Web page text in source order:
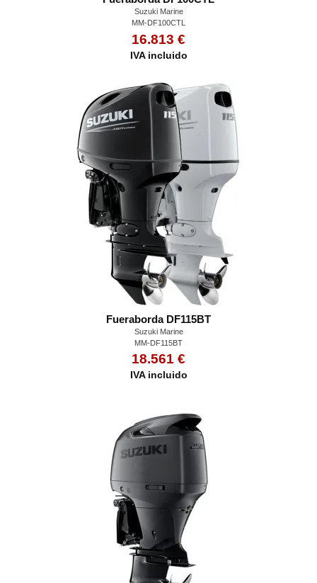
Suzuki Marine
MM-DF100CTL
16.813 €
IVA incluido
Fueraborda DF115BT
Suzuki Marine
MM-DF115BT
18.561 €
IVA incluido